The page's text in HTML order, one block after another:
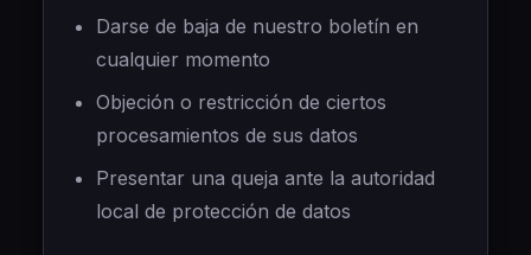
Darse de baja de nuestro boletín en
cualquier momento
Objeción o restricción de ciertos
procesamientos de sus datos
Presentar una queja ante la autoridad
local de protección de datos